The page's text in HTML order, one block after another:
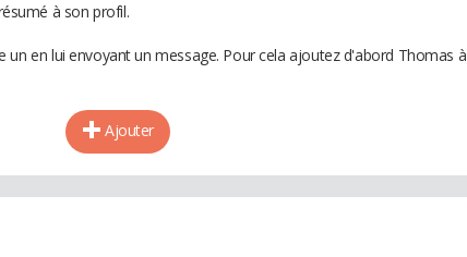
à son profil.
un en lui envoyant un message. Pour cela ajoutez d'abord Thomas à
Ajouter